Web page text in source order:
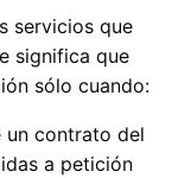
servicios que
significa que
sólo cuando:
un contrato del
a petición